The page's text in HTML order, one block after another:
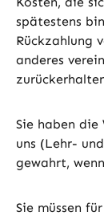
spätestens
Rückzahlung
anderes
Sie haben die
uns (Lehr-
gewahrt,
Sie müssen